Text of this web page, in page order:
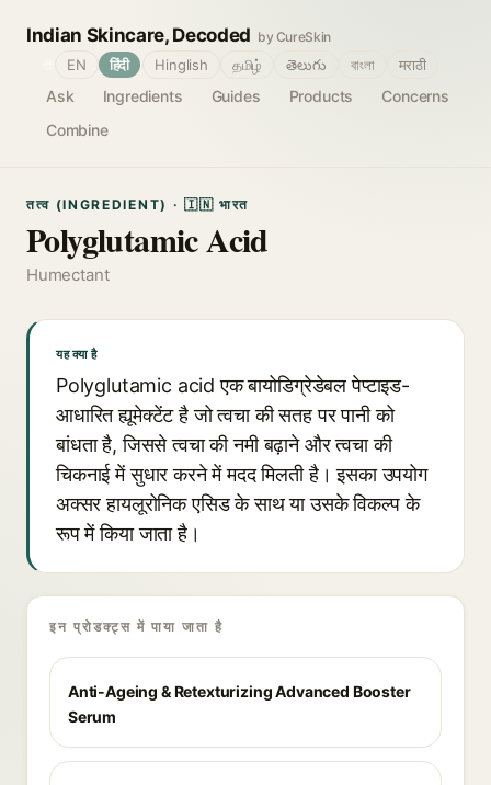
Indian Skincare, Decoded by CureSkin
Ask Ingredients Guides Products
Concerns
Combine
EN हिंदी Hinglish தமிழ் తెలుగు বাংলা मराठी
तत्व (INGREDIENT) · 🇮🇳 भारत
Polyglutamic Acid
Humectant
यह क्या है
Polyglutamic acid एक बायोडिग्रेडेबल पेप्टाइड-
आधारित ह्यूमेक्टेंट है जो त्वचा की सतह पर पानी को
बांधता है, जिससे त्वचा की नमी बढ़ाने और त्वचा की
चिकनाई में सुधार करने में मदद मिलती है। इसका उपयोग
अक्सर हायलूरोनिक एसिड के साथ या उसके विकल्प के
रूप में किया जाता है।
इन प्रोडक्ट्स में पाया जाता है
Anti-Ageing & Retexturizing Advanced Booster
Serum